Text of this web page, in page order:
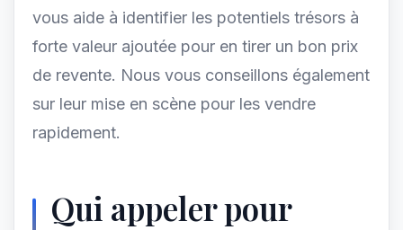
vous aide à identifier les potentiels trésors à
forte valeur ajoutée pour en tirer un bon prix
de revente. Nous vous conseillons également
sur leur mise en scène pour les vendre
rapidement.
Qui appeler pour